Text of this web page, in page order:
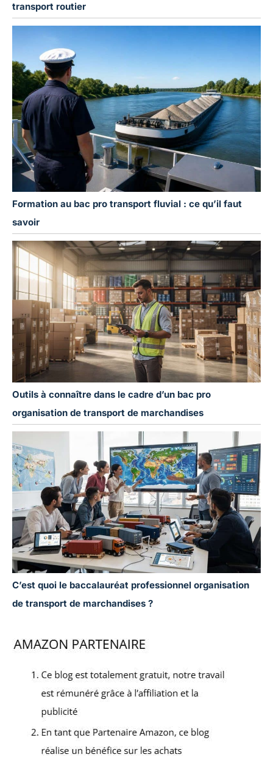
transport routier
Formation au bac pro transport fluvial : ce qu’il faut
savoir
Outils à connaître dans le cadre d’un bac pro
organisation de transport de marchandises
C’est quoi le baccalauréat professionnel organisation
de transport de marchandises ?